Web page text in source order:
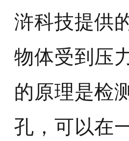
浒科技提供
物体受到压
的原理是检
孔，可以在